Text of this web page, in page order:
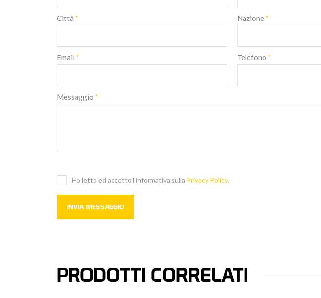
Città * Nazione *
Email * Telefono *
Messaggio *
Ho letto ed accetto l'informativa sulla Privacy Policy.
PRODOTTI CORRELATI